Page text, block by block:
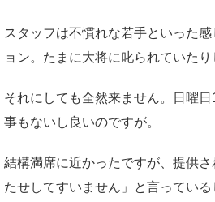
スタッフは不慣れな若手といった
ョン。たまに大将に叱られていたり
それにしても全然来ません。日曜
事もないし良いのですが。
結構満席に近かったですが、提供
たせしてすいません」と言ってい